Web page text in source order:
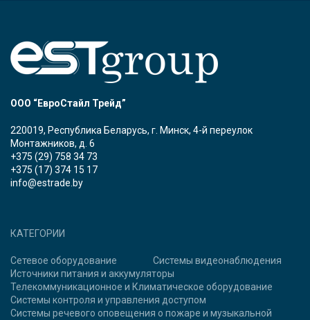
ООО “ЕвроСтайл Трейд”
220019, Республика Беларусь, г. Минск, 4-й переулок
Монтажников, д. 6
+375 (29) 758 34 73
+375 (17) 374 15 17
info@estrade.by
КАТЕГОРИИ
Сетевое оборудование
Системы видеонаблюдения
Источники питания и аккумуляторы
Телекоммуникационное и Климатическое оборудование
Системы контроля и управления доступом
Системы речевого оповещения о пожаре и музыкальной